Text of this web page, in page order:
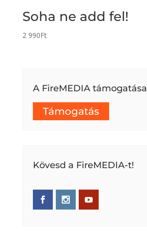
Soha ne add fel!
2 990Ft
A FireMEDIA támogatása
Támogatás
Kövesd a FireMEDIA-t!